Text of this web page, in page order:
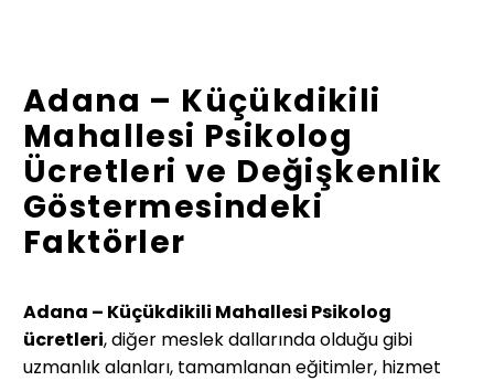
Adana – Küçükdikili
Mahallesi Psikolog
Ücretleri ve Değişkenlik
Göstermesindeki
Faktörler
Adana – Küçükdikili Mahallesi Psikolog
ücretleri, diğer meslek dallarında olduğu gibi
uzmanlık alanları, tamamlanan eğitimler, hizmet